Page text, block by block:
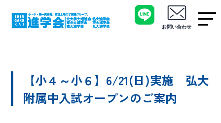
お問い合わせ
【小４～小６】6/21(日)実施 弘大
附属中入試オープンのご案内